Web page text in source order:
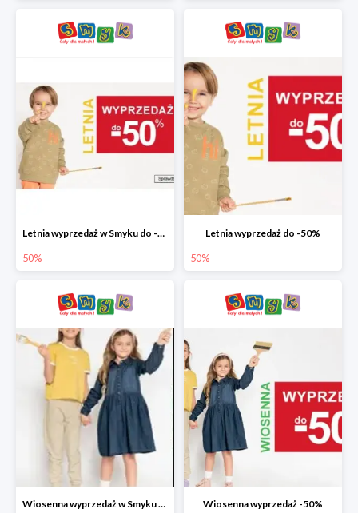
Letnia wyprzedaż w Smyku do -50%
50%
Letnia wyprzedaż do -50%
50%
Wiosenna wyprzedaż w Smyku do -50% Wiosenna wyprzedaż -50%